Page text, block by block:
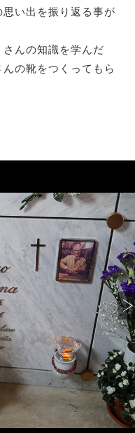
い出を振り返る事が
んの知識を学んだ
の靴をつくってもら